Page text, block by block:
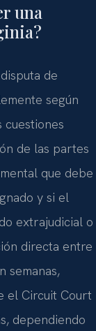
una
de
según
cuestiones
de las partes
que debe
y si el
extrajudicial o
directa entre
semanas,
el Circuit Court
dependiendo